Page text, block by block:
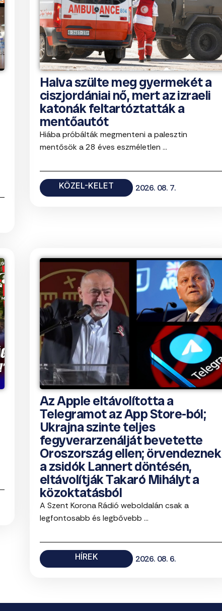
Halva szülte meg gyermekét a
ciszjordániai nő, mert az izraeli
katonák feltartóztatták a
mentőautót
Hiába próbálták megmenteni a palesztin
mentősök a 28 éves eszméletlen ...
KÖZEL-KELET 2026. 08. 7.
Az Apple eltávolította a
Telegramot az App Store-ból;
Ukrajna szinte teljes
fegyverarzenálját bevetette
Oroszország ellen; örvendeznek
a zsidók Lannert döntésén,
eltávolítják Takaró Mihályt a
közoktatásból
A Szent Korona Rádió weboldalán csak a
legfontosabb és legbővebb ...
HÍREK 2026. 08. 6.